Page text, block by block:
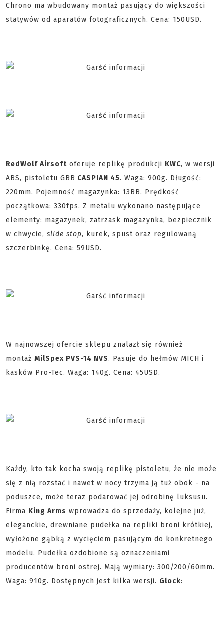
Chrono ma wbudowany montaż pasujący do większości
statywów od aparatów fotograficznych. Cena: 150USD.
RedWolf Airsoft oferuje replikę produkcji KWC, w wersji
ABS, pistoletu GBB CASPIAN 45. Waga: 900g. Długość:
220mm. Pojemność magazynka: 13BB. Prędkość
początkowa: 330fps. Z metalu wykonano następujące
elementy: magazynek, zatrzask magazynka, bezpiecznik
w chwycie, slide stop, kurek, spust oraz regulowaną
szczerbinkę. Cena: 59USD.
W najnowszej ofercie sklepu znalazł się również
montaż MilSpex PVS-14 NVS. Pasuje do hełmów MICH i
kasków Pro-Tec. Waga: 140g. Cena: 45USD.
Każdy, kto tak kocha swoją replikę pistoletu, że nie może
się z nią rozstać i nawet w nocy trzyma ją tuż obok - na
poduszce, może teraz podarować jej odrobinę luksusu.
Firma King Arms wprowadza do sprzedaży, kolejne już,
eleganckie, drewniane pudełka na repliki broni krótkiej,
wyłożone gąbką z wycięciem pasującym do konkretnego
modelu. Pudełka ozdobione są oznaczeniami
producentów broni ostrej. Mają wymiary: 300/200/60mm.
Waga: 910g. Dostępnych jest kilka wersji. Glock: